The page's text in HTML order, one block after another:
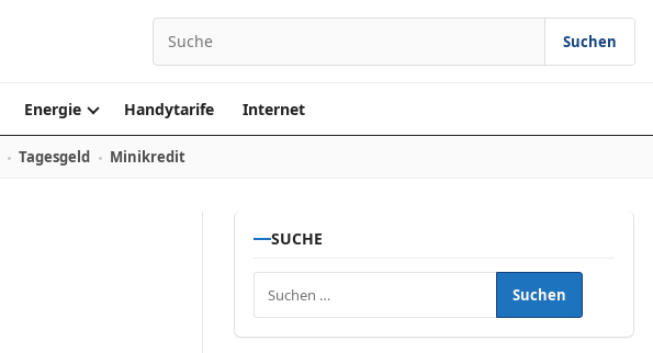
Search for: Suchen
Energie Handytarife Internet
Tagesgeld Minikredit
SUCHE
Suchen nach: